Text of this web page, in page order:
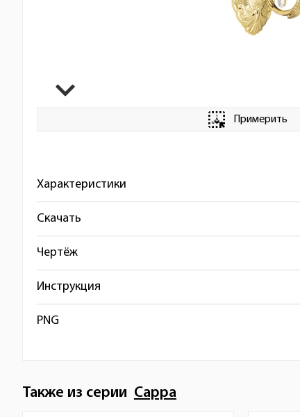
Примерить
Характеристики
Скачать
Чертёж
Инструкция
PNG
Также из серии Cappa